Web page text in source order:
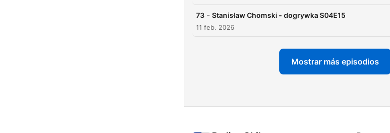
73 - Stanisław Chomski - dogrywka S04E15
11 feb. 2026
Mostrar más episodios